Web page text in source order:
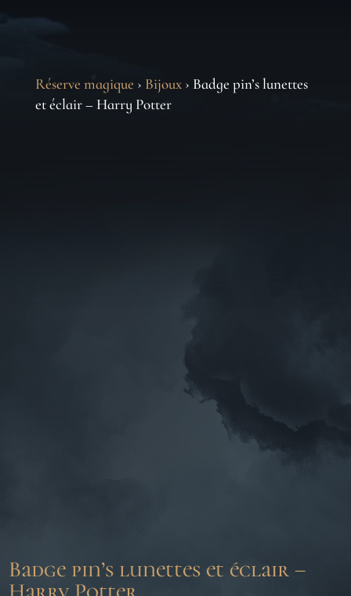
Réserve magique › Bijoux› Badge pin’s lunettes
et éclair – Harry Potter
Badge pin’s lunettes et éclair –